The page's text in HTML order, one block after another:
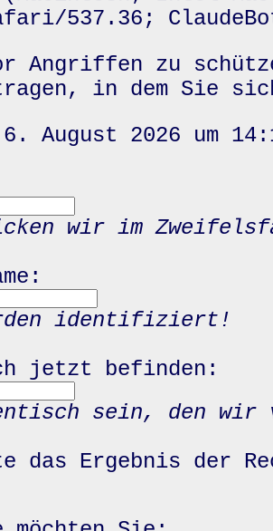
537.36;
Angriffen zu
in dem Sie
August 2026 um
wir im
identifiziert!
jetzt befinden:
sein, den wir
Ergebnis der